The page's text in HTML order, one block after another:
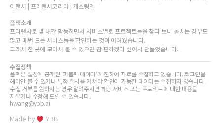
이랜서 | 프리랜서코리아 | 캐스팅엔
플젝소개
프리랜서로 몇 해간 활동하면서 서비스별로 프로젝트들을 찾다 보니 놓치는 경우도
많고 매번 모든 서비스들을 확인하는 것이 어려웠습니다.
그래서 한 곳에 모아서 볼 수 있으면 참 편하겠다 싶어서 만들었습니다.
수집정책
플젝은 웹상에 공개된 ‘퍼블릭 데이터’에 한하여 자료를 수집하고 있습니다. 로그인을
해야만 볼 수 있거나 특정 절차를 거쳐야 확인이 가능한 데이터는 수집하지 않습니다.
수집 거부를 원하시는 경우 알려주시면 해당 서비스 또는 프로젝트에 대한 내용을
지우거나 수정해 드릴 수 있습니다.
hwang@ybb.ai
Made by YBB